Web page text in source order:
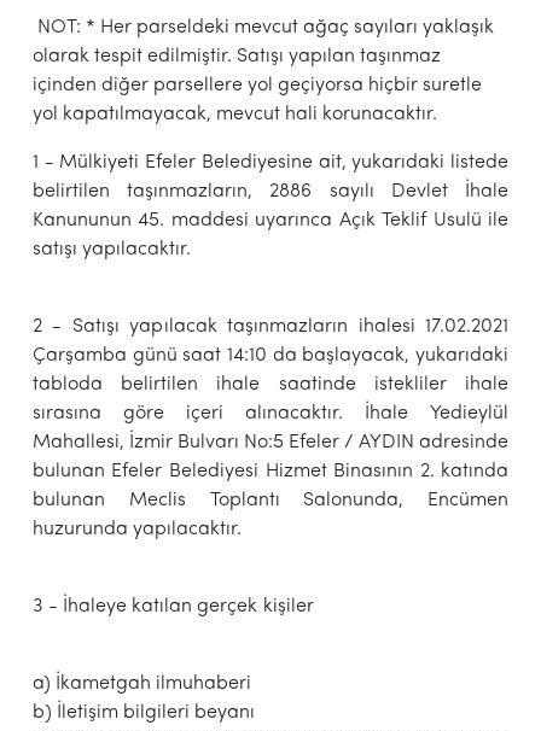
NOT: * Her parseldeki mevcut ağaç sayıları yaklaşık
olarak tespit edilmiştir. Satışı yapılan taşınmaz
içinden diğer parsellere yol geçiyorsa hiçbir suretle
yol kapatılmayacak, mevcut hali korunacaktır.
1 - Mülkiyeti Efeler Belediyesine ait, yukarıdaki listede
belirtilen taşınmazların, 2886 sayılı Devlet İhale
Kanununun 45. maddesi uyarınca Açık Teklif Usulü ile
satışı yapılacaktır.
2 - Satışı yapılacak taşınmazların ihalesi 17.02.2021
Çarşamba günü saat 14:10 da başlayacak, yukarıdaki
tabloda belirtilen ihale saatinde istekliler ihale
sırasına göre içeri alınacaktır. İhale Yedieylül
Mahallesi, İzmir Bulvarı No:5 Efeler / AYDIN adresinde
bulunan Efeler Belediyesi Hizmet Binasının 2. katında
bulunan Meclis Toplantı Salonunda, Encümen
huzurunda yapılacaktır.
3 - İhaleye katılan gerçek kişiler
a) İkametgah ilmuhaberi
b) İletişim bilgileri beyanı